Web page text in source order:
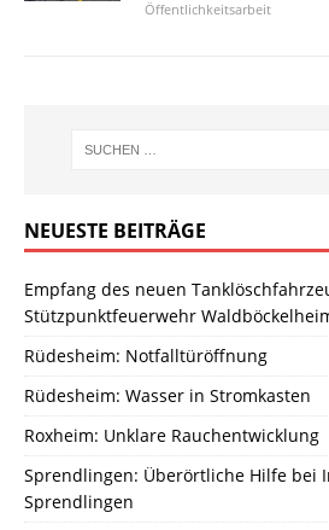
Öffentlichkeitsarbeit
NEUESTE BEITRÄGE
Empfang des neuen
Stützpunktfeuerwehr
Rüdesheim: Notfalltüröffnung
Rüdesheim: Wasser in Stromkasten
Roxheim: Unklare Rauchentwicklung
Sprendlingen: Überörtliche Hilfe bei
Sprendlingen